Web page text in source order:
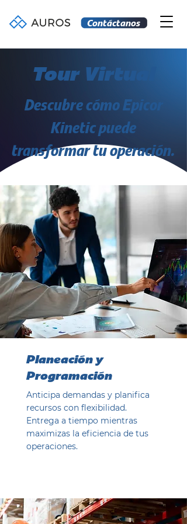
Contáctanos
Tour Virtual
Descubre cómoEpicor
Kineticpuede
transformar tu operación.
Planeación y
Programación
Anticipa demandas y planifica
recursos con flexibilidad.
Entrega a tiempo mientras
maximizas la eficiencia de tus
operaciones.